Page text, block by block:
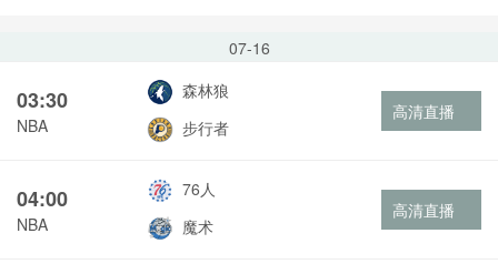
07-16
03:30
NBA
森林狼
步行者
高清直播
04:00
NBA
76人
魔术
高清直播